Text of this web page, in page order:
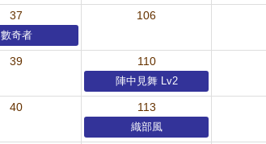
37
數奇者
106
39 110
陣中見舞 Lv2
40 113
織部風